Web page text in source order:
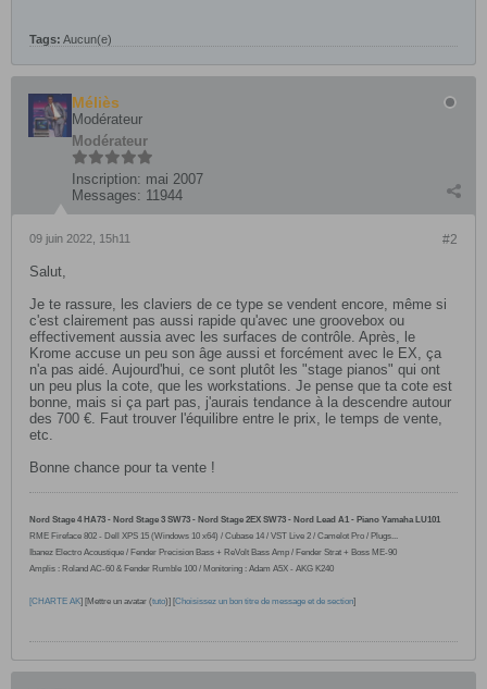
Tags: Aucun(e)
Méliès
Modérateur
Modérateur
Inscription: mai 2007
Messages: 11944
#2
09 juin 2022, 15h11
Salut,
Je te rassure, les claviers de ce type se vendent encore, même si
c'est clairement pas aussi rapide qu'avec une groovebox ou
effectivement aussia avec les surfaces de contrôle. Après, le
Krome accuse un peu son âge aussi et forcément avec le EX, ça
n'a pas aidé. Aujourd'hui, ce sont plutôt les "stage pianos" qui ont
un peu plus la cote, que les workstations. Je pense que ta cote est
bonne, mais si ça part pas, j'aurais tendance à la descendre autour
des 700 €. Faut trouver l'équilibre entre le prix, le temps de vente,
etc.
Bonne chance pour ta vente !
Nord Stage 4 HA73 - Nord Stage 3 SW73 - Nord Stage 2EX SW73 - Nord Lead A1 - Piano Yamaha LU101
RME Fireface 802 - Dell XPS 15 (Windows 10 x64) / Cubase 14 / VST Live 2 / Camelot Pro / Plugs...
Ibanez Electro Acoustique / Fender Precision Bass + ReVolt Bass Amp / Fender Strat + Boss ME-90
Amplis : Roland AC-60 & Fender Rumble 100 / Monitoring : Adam A5X - AKG K240
[CHARTE AK] [Mettre un avatar (tuto)] [Choisissez un bon titre de message et de section]